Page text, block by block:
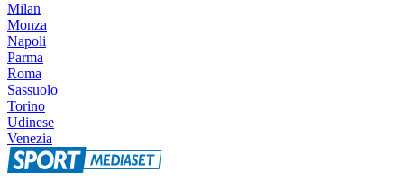
Milan
Monza
Napoli
Parma
Roma
Sassuolo
Torino
Udinese
Venezia